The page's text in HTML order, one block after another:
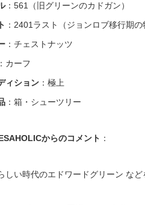
：561（旧グリーンのカドガン）
：2401ラスト（ジョンロブ移行期
：チェストナッツ
：カーフ
ィション ：極上
：箱・シューツリー
からのコメント ：
しい時代のエドワードグリーン な